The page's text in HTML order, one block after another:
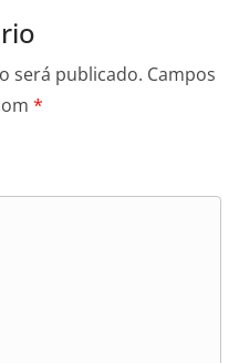
será publicado. Campos
*